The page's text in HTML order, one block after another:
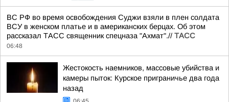
ВС РФ во время освобождения Суджи взяли в плен солдата
ВСУ в женском платье и в американских берцах. Об этом
рассказал ТАСС священник спецназа "Ахмат".// ТАСС
06:48
Жестокость наемников, массовые убийства и
камеры пыток: Курское приграничье два года
назад